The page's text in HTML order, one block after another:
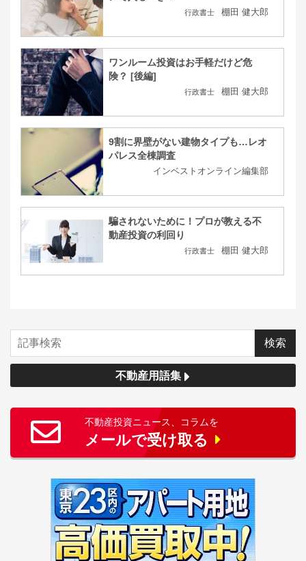
行政書士 棚田 健大郎
ワンルーム投資はお手軽だけど危
険？ [後編]
行政書士 棚田 健大郎
9割に界壁がない建物タイプも…レオ
パレス全棟調査
インベストオンライン編集部
騙されないために！プロが教える不
動産投資の利回り
行政書士 棚田 健大郎
不動産用語集
不動産投資ニュース、コラムを
メールで受け取る